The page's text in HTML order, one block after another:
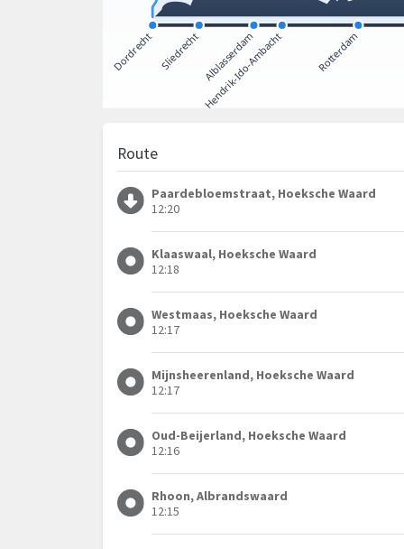
Route
Paardebloemstraat, Hoeksche Waard
12:20
Klaaswaal, Hoeksche Waard
12:18
Westmaas, Hoeksche Waard
12:17
Mijnsheerenland, Hoeksche Waard
12:17
Oud-Beijerland, Hoeksche Waard
12:16
Rhoon, Albrandswaard
12:15